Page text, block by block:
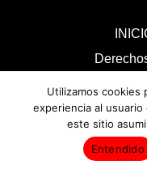
Utilizamos cookies
experiencia al
este sitio
Entendido